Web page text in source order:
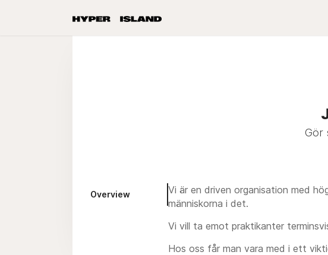
Gör
Overview
Vi är en driven organisation med
människorna i det.
Vi vill ta emot praktikanter
Hos oss får man vara med i ett